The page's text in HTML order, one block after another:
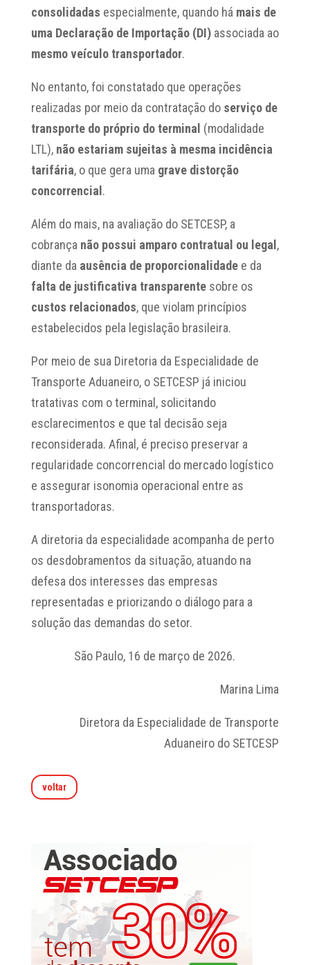
consolidadas especialmente, quando há mais de
uma Declaração de Importação (DI)associada ao
mesmo veículo transportador.
No entanto, foi constatado que operações
realizadas por meio da contratação do serviço de
transporte do próprio do terminal (modalidade
LTL), não estariam sujeitas à mesma incidência
tarifária, o que gera uma grave distorção
concorrencial .
Além do mais, na avaliação do SETCESP, a
cobrança não possui amparo contratual ou legal ,
diante da ausência de proporcionalidade e da
falta de justificativa transparentesobre os
custos relacionados, que violam princípios
estabelecidos pela legislação brasileira.
Por meio de sua Diretoria da Especialidade de
Transporte Aduaneiro, o SETCESP já iniciou
tratativas com o terminal, solicitando
esclarecimentos e que tal decisão seja
reconsiderada. Afinal, é preciso preservar a
regularidade concorrencial do mercado logístico
e assegurar isonomia operacional entre as
transportadoras.
A diretoria da especialidade acompanha de perto
os desdobramentos da situação, atuando na
defesa dos interesses das empresas
representadas e priorizando o diálogo para a
solução das demandas do setor.
São Paulo, 16 de março de 2026.
Marina Lima
Diretora da Especialidade de Transporte
Aduaneiro do SETCESP
voltar